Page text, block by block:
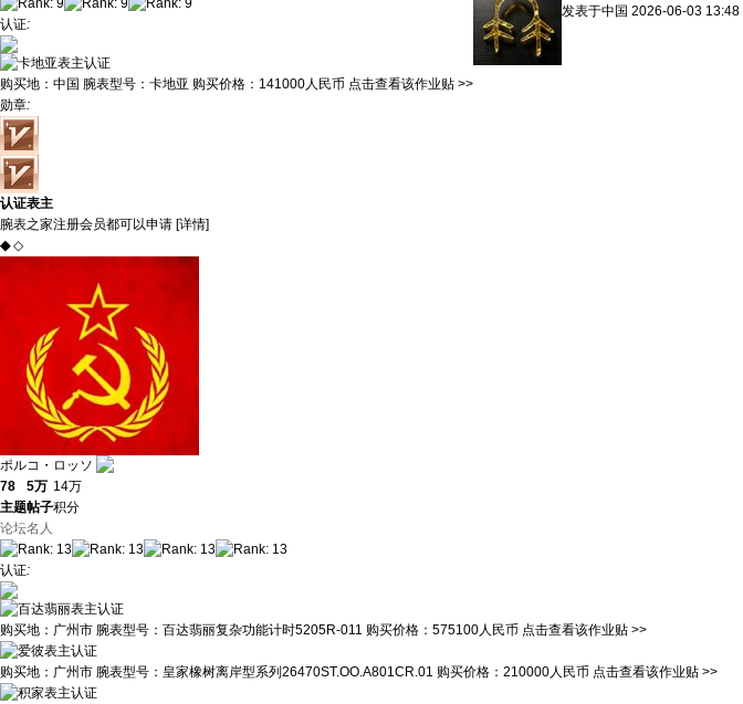
认证:
购买地： 中国 腕表型号： 卡地亚 购买价格： 141000人民币 点击查看该作业贴 >>
勋章:
认证表主
腕表之家注册会员都可以申请 [详情]
◆ ◇
发表于中国 2026-06-03 13:48
ポルコ・ロッソ
78
主题
5万
帖子
14万
积分
论坛名人
认证:
购买地： 广州市 腕表型号： 百达翡丽复杂功能计时5205R-011 购买价格： 575100人民币 点击查看该作业贴 >>
购买地： 广州市 腕表型号： 皇家橡树离岸型系列26470ST.OO.A801CR.01 购买价格： 210000人民币 点击查看该作业贴 >>